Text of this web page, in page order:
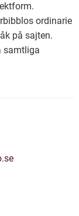
ordinarie
på sajten.
samtliga